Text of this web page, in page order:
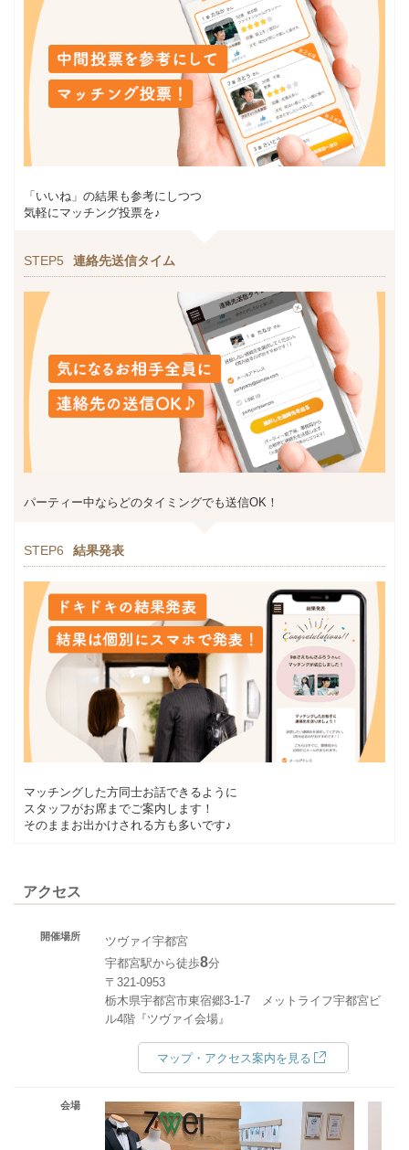
「いいね」の結果も参考にしつつ
気軽にマッチング投票を♪
STEP5 連絡先送信タイム
パーティー中ならどのタイミングでも送信OK！
STEP6 結果発表
マッチングした方同士お話できるように
スタッフがお席までご案内します！
そのままお出かけされる方も多いです♪
アクセス
開催場所
ツヴァイ宇都宮
宇都宮駅から徒歩8分
〒321-0953
栃木県宇都宮市東宿郷3-1-7 メットライフ宇都宮ビ
ル4階『ツヴァイ会場』
マップ・アクセス案内を見る
会場